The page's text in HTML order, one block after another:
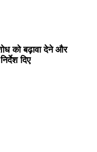
को बढ़ावा देने और
दिए